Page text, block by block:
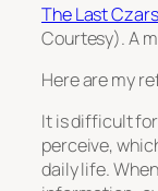
The Last Czars
Courtesy). A
Here are my
It is difficult
perceive,
daily life.